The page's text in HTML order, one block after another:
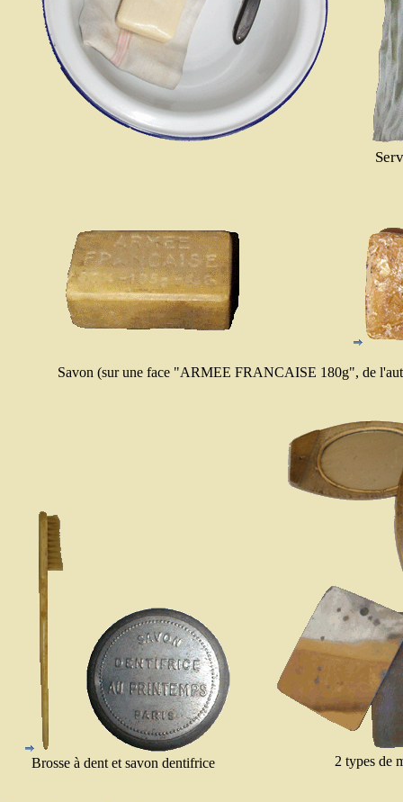
Savon (sur une face "ARMEE FRANCAISE 180g", de
2 types de
Brosse à dent et savon dentifrice